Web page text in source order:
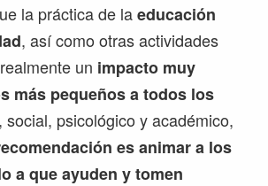
la práctica de laeducación
, así como otras actividades
un impacto muy
más pequeños a todos los
social, psicológico y académico,
es animar a los
a que ayuden y tomen